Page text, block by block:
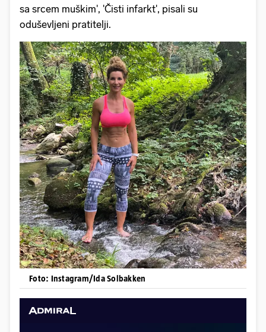
sa srcem muškim', 'Čisti infarkt', pisali su
oduševljeni pratitelji.
Foto: Instagram/Ida Solbakken